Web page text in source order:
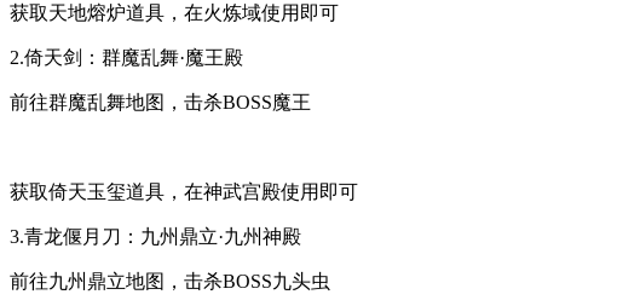
获取天地熔炉道具，在火炼域使用即可
2.倚天剑：群魔乱舞·魔王殿
前往群魔乱舞地图，击杀BOSS魔王
获取倚天玉玺道具，在神武宫殿使用即可
3.青龙偃月刀：九州鼎立·九州神殿
前往九州鼎立地图，击杀BOSS九头虫